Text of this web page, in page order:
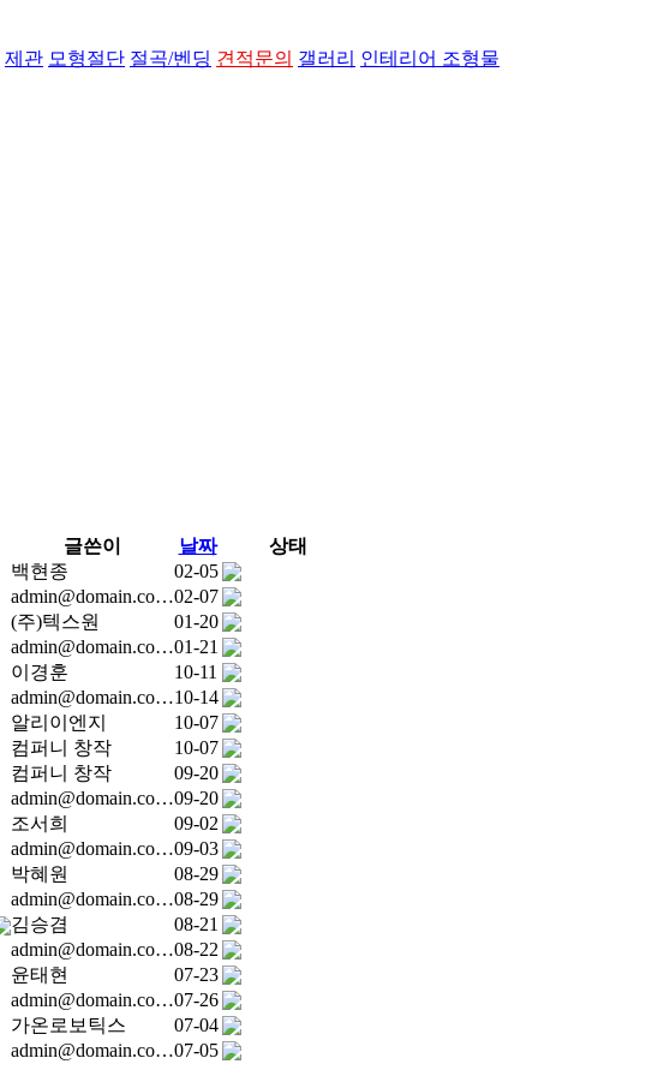
제관 모형절단 절곡/벤딩 견적문의 갤러리 인테리어 조형물
글쓴이 날짜
상태
백현종
02-05
admin@domain.co…02-07
(주)텍스원
01-20
admin@domain.co…01-21
이경훈
10-11
admin@domain.co…10-14
알리이엔지
10-07
컴퍼니 창작
10-07
컴퍼니 창작
09-20
admin@domain.co…09-20
조서희
09-02
admin@domain.co…09-03
박혜원
08-29
admin@domain.co…08-29
김승겸
08-21
admin@domain.co…08-22
윤태현
07-23
admin@domain.co…07-26
가온로보틱스
07-04
admin@domain.co…07-05